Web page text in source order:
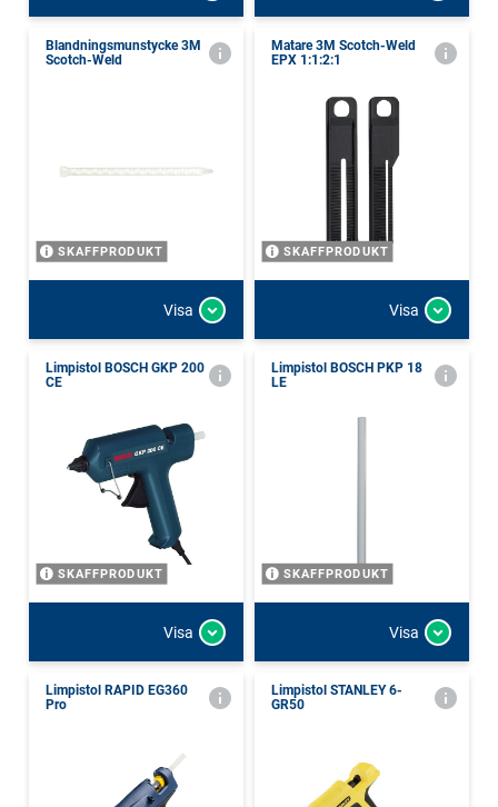
Blandningsmunstycke 3M
Scotch-Weld
SKAFFPRODUKT
Visa
Matare 3M Scotch-Weld
EPX 1:1:2:1
SKAFFPRODUKT
Visa
Limpistol BOSCH GKP 200
CE
SKAFFPRODUKT
Visa
Limpistol BOSCH PKP 18
LE
SKAFFPRODUKT
Visa
Limpistol RAPID EG360
Pro
Limpistol STANLEY 6-
GR50